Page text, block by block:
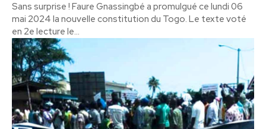
Sans surprise ! Faure Gnassingbé a promulgué ce lundi 06
mai 2024 la nouvelle constitution du Togo. Le texte voté
en 2e lecture le...